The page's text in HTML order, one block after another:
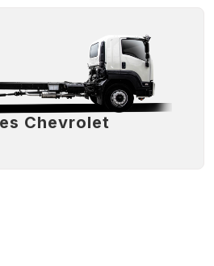
Chevrolet